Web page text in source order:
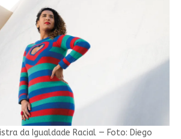
da Igualdade Racial — Foto: Diego